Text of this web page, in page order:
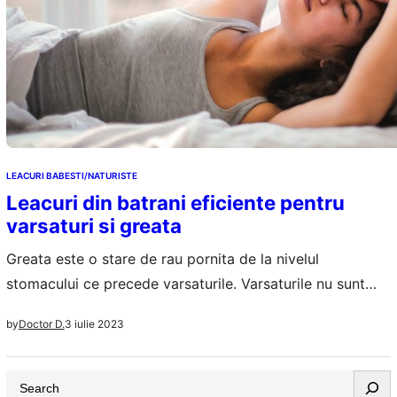
LEACURI BABESTI/NATURISTE
Leacuri din batrani eficiente pentru
varsaturi si greata
Greata este o stare de rau pornita de la nivelul
stomacului ce precede varsaturile. Varsaturile nu sunt
stomacului prin cavitatea bucala. Greata si varsaturile nu
sunt afectiuni, ele sunt mai degraba simptome ale unui
numar mare de boli. Tratarea greturilor si varsaturilor se
byDoctor D.3 iulie 2023